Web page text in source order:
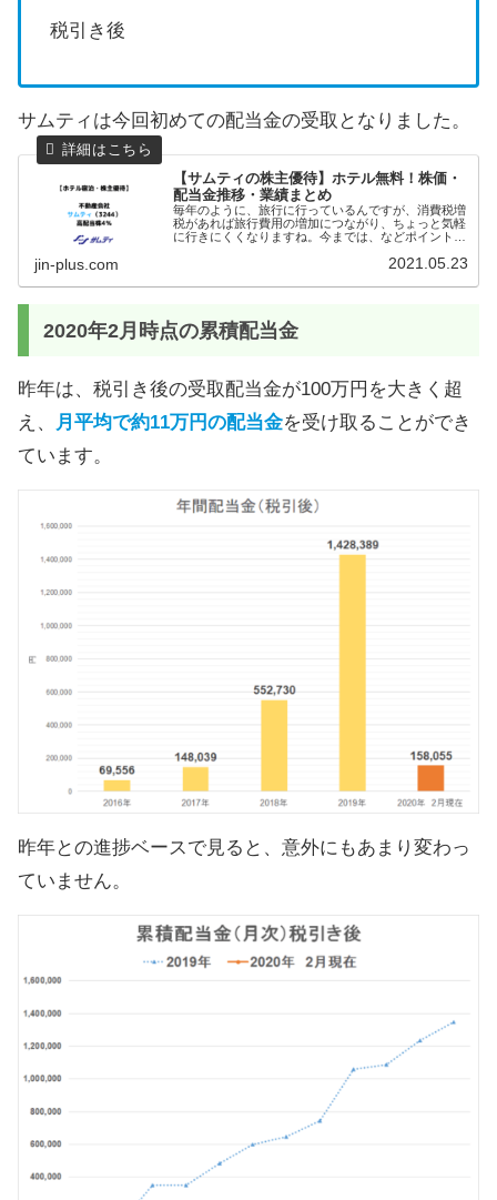
税引き後
サムティは今回初めての配当金の受取となりました。
【サムティの株主優待】ホテル無料！株価・
配当金推移・業績まとめ
毎年のように、旅行に行っているんですが、消費税増
税があれば旅行費用の増加につながり、ちょっと気軽
に行きにくくなりますね。今までは、などポイントや
式投資もしているので、株主優待でホテルに宿泊でき
jin-plus.com 2021.05.23
2020年2月時点の累積配当金
昨年は、税引き後の受取配当金が100万円を大きく超
え、
月平均で約11万円の配当金を受け取ることができ
ています。
昨年との進捗ベースで見ると、意外にもあまり変わっ
ていません。